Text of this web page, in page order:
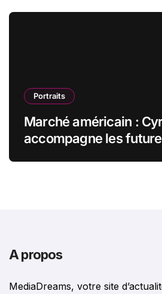
Portraits
Marché américain :
accompagne les
A propos
MediaDreams, votre site